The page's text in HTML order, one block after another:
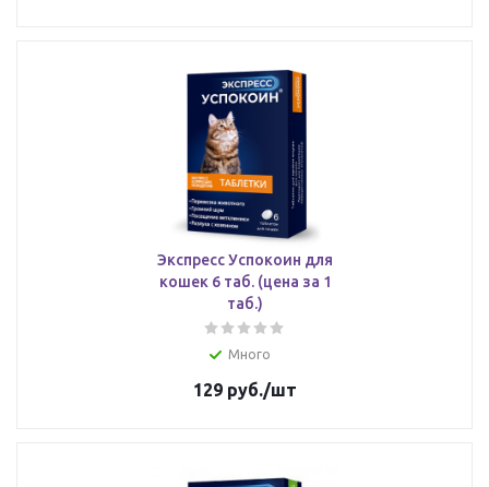
Экспресс Успокоин для
кошек 6 таб. (цена за 1
таб.)
Много
129 руб./шт